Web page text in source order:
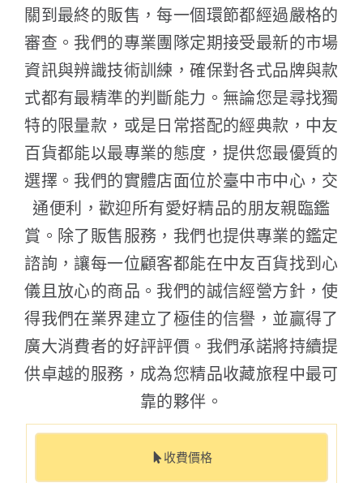
關到最終的販售，每一個環節都經過嚴格的
審查。我們的專業團隊定期接受最新的市場
資訊與辨識技術訓練，確保對各式品牌與款
式都有最精準的判斷能力。無論您是尋找獨
特的限量款，或是日常搭配的經典款，中友
百貨都能以最專業的態度，提供您最優質的
選擇。我們的實體店面位於臺中市中心，交
通便利，歡迎所有愛好精品的朋友親臨鑑
賞。除了販售服務，我們也提供專業的鑑定
諮詢，讓每一位顧客都能在中友百貨找到心
儀且放心的商品。我們的誠信經營方針，使
得我們在業界建立了極佳的信譽，並贏得了
廣大消費者的好評評價。我們承諾將持續提
供卓越的服務，成為您精品收藏旅程中最可
靠的夥伴。
收費價格